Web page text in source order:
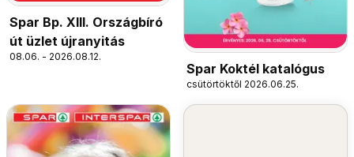
Spar Bp. XIII. Országbíró
út üzlet újranyitás
08.06. - 2026.08.12.
Spar Koktél katalógus
csütörtöktől 2026.06.25.